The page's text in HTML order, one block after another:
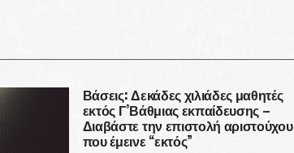
Βάσεις: Δεκάδες χιλιάδες μαθητές
εκτός Γ’Βάθμιας εκπαίδευσης –
Διαβάστε την επιστολή αριστούχου
που έμεινε “εκτός”